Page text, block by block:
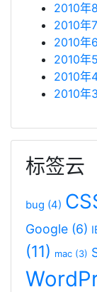
2010年
2010年
2010年
2010年
2010年
2010年
标签云
bug (4)
Google (6)
(11) mac (3)